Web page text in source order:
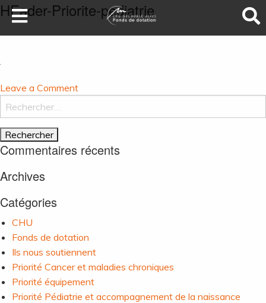
ILS NOUS SOUTIENNENT
FAIRE UN DON
HEader-Priorite-pediatrie
Leave a Commenton
Priorite-
Rechercher :
Commentaires récents
Archives
Catégories
CHU
Fonds de dotation
Ils nous soutiennent
Priorité Cancer et maladies chroniques
Priorité équipement
Priorité Pédiatrie et accompagnement de la naissance